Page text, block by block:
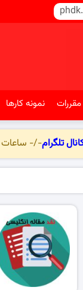
نمونه کارها
تلگرام-/- ساعات